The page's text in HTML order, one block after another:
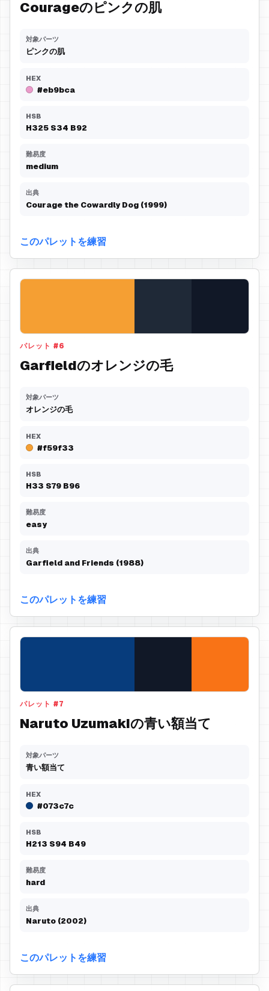
Courageのピンクの肌
対象パーツ
ピンクの肌
HEX
#eb9bca
HSB
H325 S34 B92
難易度
medium
出典
Courage the Cowardly Dog (1999)
このパレットを練習
パレット #6
Garfieldのオレンジの毛
対象パーツ
オレンジの毛
HEX
#f59f33
HSB
H33 S79 B96
難易度
easy
出典
Garfield and Friends (1988)
このパレットを練習
パレット #7
Naruto Uzumakiの青い額当て
対象パーツ
青い額当て
HEX
#073c7c
HSB
H213 S94 B49
難易度
hard
出典
Naruto (2002)
このパレットを練習